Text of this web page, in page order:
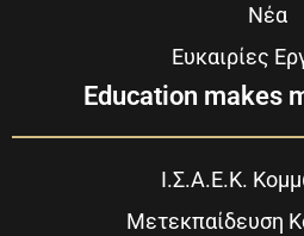
Νέα
Ευκαιρίες
Education makes
Ι.Σ.Α.Ε.Κ.
Μετεκπαίδευση